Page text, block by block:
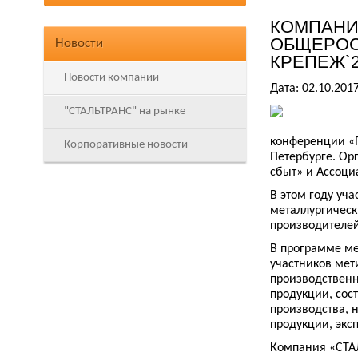
Новости
Новости компании
"СТАЛЬТРАНС" на рынке
Корпоративные новости
Дата:
конференции
Петербурге.
сбыт» и
В этом году
В программе
участников
продукции,
производства,
продукции,
Компания